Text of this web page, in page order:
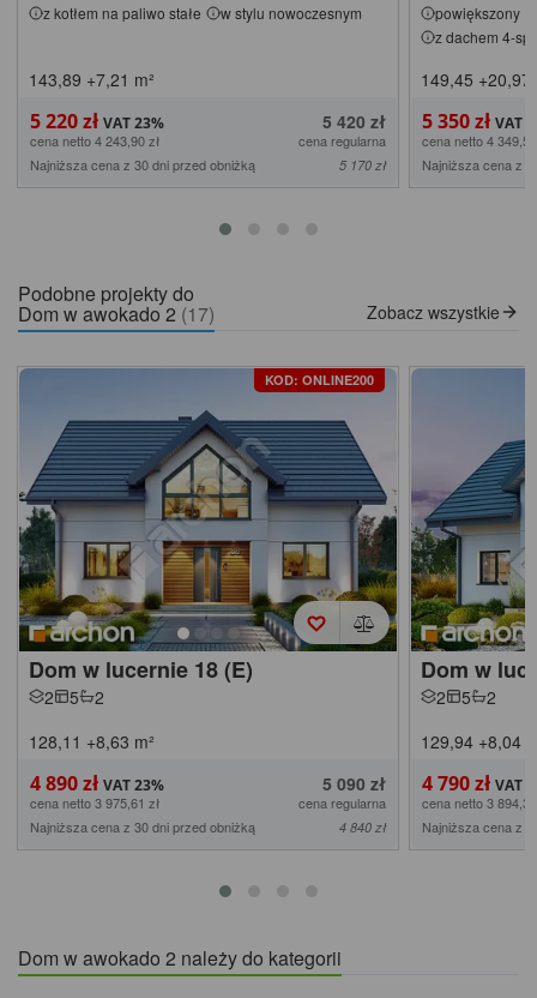
z kotłem na paliwo stałe w stylu nowoczesnym
143,89 +7,21 m²
5 220 zł 5 420 zł
cena netto 4 243,90 zł
cena regularna
Najniższa cena z 30 dni przed obniżką
5 170 zł
powiększony
z dachem 4-
149,45 +20,97
5 350 zł
cena netto 4
Najniższa cena z
Podobne projekty do
Dom w awokado 2 (17) Zobacz wszystkie
KOD: ONLINE200
Dom w lucernie 18 (E)
2 5
2
128,11 +8,63 m²
4 890 zł 5 090 zł
cena netto 3 975,61 zł
cena regularna
Najniższa cena z 30 dni przed obniżką
4 840 zł
Dom w
2 5
2
129,94 +8,04
4 790 zł
cena netto 3
Najniższa cena z
Dom w awokado 2 należy do kategorii